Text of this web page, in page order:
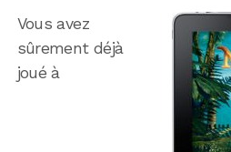
Vous avez
sûrement déjà
joué à